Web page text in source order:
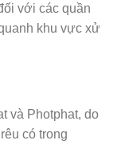
với các quần
khu vực xử
và Photphat, do
có trong